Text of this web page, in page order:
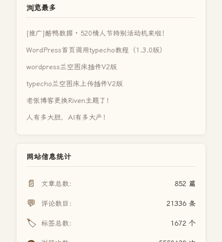
浏览最多
[推广]酷鸭数据 · 520情人节特别活动机来啦！
WordPress首页调用typecho教程（1.3.0版）
wordpress兰空图床插件V2版
typecho兰空图床上传插件V2版
老张博客更换Riven主题了！
人有多大胆，AI有多大产！
网站信息统计
📄 文章总数： 852 篇
💬 评论数目： 21336 条
🏷️ 标签总数： 1672 个